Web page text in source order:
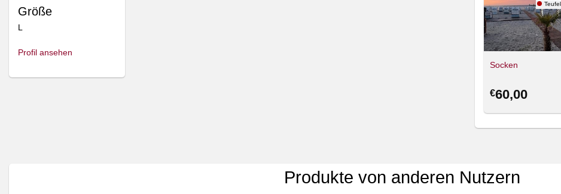
Größe
L
Profil ansehen
Socken
€60,00
Produkte von anderen Nutzern